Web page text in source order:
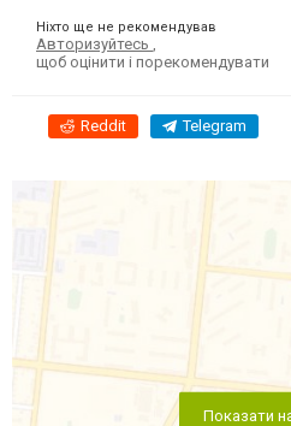
Ніхто ще не рекомендував
Авторизуйтесь
щоб оцінити і порекомендувати
Reddit Telegram
Показати